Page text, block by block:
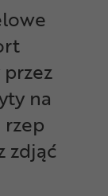
na
zdjąć